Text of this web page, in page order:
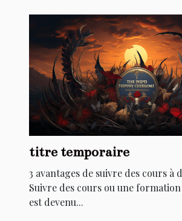
titre temporaire
3 avantages de suivre des cours à
Suivre des cours ou une
est devenu...